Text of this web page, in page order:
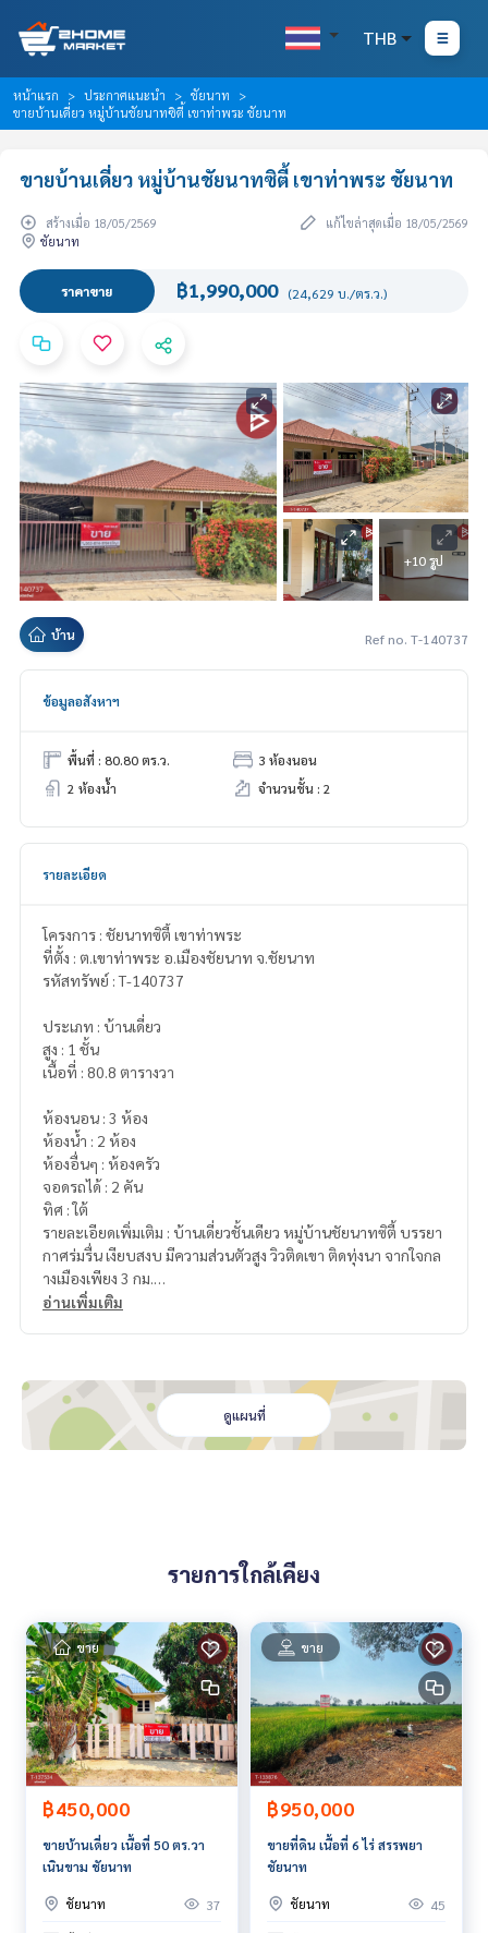
THB
หน้าแรก ประกาศแนะนำ
ชัยนาท
ขายบ้านเดี่ยว หมู่บ้านชัยนาทซิตี้ เขาท่าพระ ชัยนาท
ขายบ้านเดี่ยว หมู่บ้านชัยนาทซิตี้ เขาท่าพระ ชัยนาท
สร้างเมื่อ 18/05/2569
แก้ไขล่าสุดเมื่อ 18/05/2569
ชัยนาท
ราคาขาย ฿1,990,000 (24,629 บ./ตร.ว.)
+10 รูป
บ้าน Ref no. T-140737
ข้อมูลอสังหาฯ
พื้นที่ : 80.80 ตร.ว.
3 ห้องนอน
2 ห้องน้ำ
จำนวนชั้น : 2
รายละเอียด
โครงการ : ชัยนาทซิตี้ เขาท่าพระ
ที่ตั้ง : ต.เขาท่าพระ อ.เมืองชัยนาท จ.ชัยนาท
รหัสทรัพย์ : T-140737
ประเภท : บ้านเดี่ยว
สูง : 1 ชั้น
เนื้อที่ : 80.8 ตารางวา
ห้องนอน : 3 ห้อง
ห้องน้ำ : 2 ห้อง
ห้องอื่นๆ : ห้องครัว
จอดรถได้ : 2 คัน
ทิศ : ใต้
รายละเอียดเพิ่มเติม : บ้านเดี่ยวชั้นเดียว หมู่บ้านชัยนาทซิตี้ บรรยา
กาศร่มรื่น เงียบสงบ มีความส่วนตัวสูง วิวติดเขา ติดทุ่งนา จากใจกล
างเมืองเพียง 3 กม.
0.13048955
**เรามีบริการจัดสินเชื่อให้ฟรี พร้อมยินดีให้คำปรึกษา มีให้เลือกทุ
อัญ (รหัสตัวแทน 5062)
Callcenter : 02-047-4282
สนใจดูทรัพย์อื่นๆ เพิ่มเติม มากกว่า 3,000 รายการ
www.tb.co.th
The Best Property Agent CO,.LTD. ผู้นำด้านธุรกิจนายหน้า ตัวแ
ทนอสังหาริมทรัพย์ครบวงจร ด้วยความเป็นมืออาชีพ ใช้เทคโนโล
ยี และ นวัตกรรมที่สร้างสรรค์ เพื่อส่งมอบบริการที่ดีที่สุดเพื่อคุณ ใ
อ่านเพิ่มเติม
ดูแผนที่
รายการใกล้เคียง
ขาย
฿450,000
ขายบ้านเดี่ยว เนื้อที่ 50 ตร.วา
เนินขาม ชัยนาท
ชัยนาท 37
ขาย
฿950,000
ขายที่ดิน เนื้อที่ 6 ไร่ สรรพยา
ชัยนาท
ชัยนาท 45